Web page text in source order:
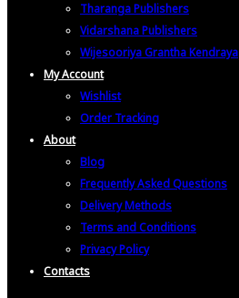
Tharanga Publishers
Vidarshana Publishers
Wijesooriya Grantha Kendraya
My Account
Wishlist
Order Tracking
About
Blog
Frequently Asked Questions
Delivery Methods
Terms and Conditions
Privacy Policy
Contacts